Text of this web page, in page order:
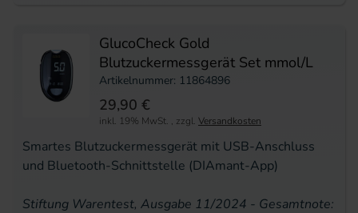
GlucoCheck Gold
Blutzuckermessgerät Set mmol/L
Artikelnummer: 11864896
Smartes Blutzuckermessgerät mit USB-Anschluss
und Bluetooth-Schnittstelle (DIAmant-App)
Stiftung Warentest, Ausgabe 11/2024 - Gesamtnote:
29,90 €
inkl. 19% MwSt. , zzgl. Versandkosten